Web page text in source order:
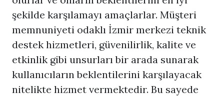
şekilde karşılamayı amaçlarlar. Müşteri
memnuniyeti odaklı İzmir merkezi teknik
destek hizmetleri, güvenilirlik, kalite ve
etkinlik gibi unsurları bir arada sunarak
kullanıcıların beklentilerini karşılayacak
nitelikte hizmet vermektedir. Bu sayede